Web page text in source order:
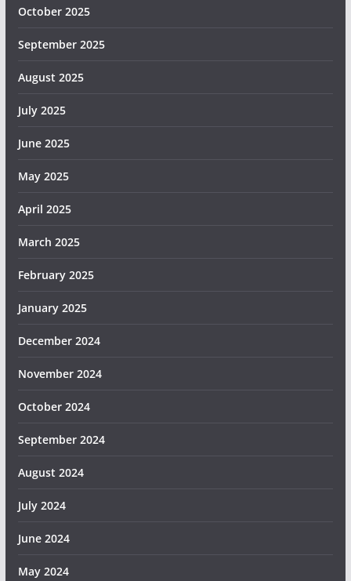
October 2025
September 2025
August 2025
July 2025
June 2025
May 2025
April 2025
March 2025
February 2025
January 2025
December 2024
November 2024
October 2024
September 2024
August 2024
July 2024
June 2024
May 2024